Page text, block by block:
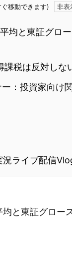
移動できます)
均と東証グロ
課税は反対しな
：投資家向け
況ライブ配信
均と東証グロー